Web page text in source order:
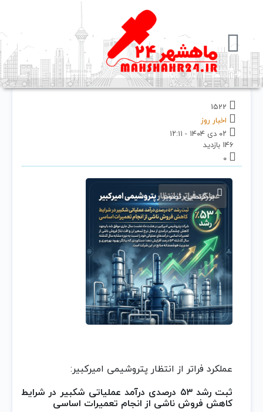
اخبار روز
146 بازدید
۰
بزرگنمایی تصویر
عملکرد فراتر از انتظار پتروشیمی امیرکبیر:
ثبت رشد ۵۳ درصدی درآمد عملیاتی شکبیر در شرایط
کاهش فروش ناشی از انجام تعمیرات اساسی